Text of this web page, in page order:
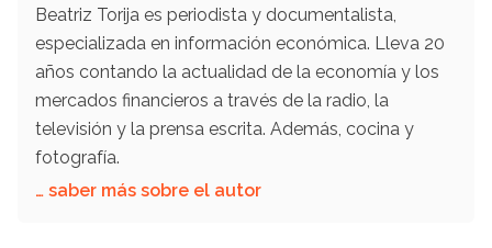
Beatriz Torija es periodista y documentalista,
especializada en información económica. Lleva 20
años contando la actualidad de la economía y los
mercados financieros a través de la radio, la
televisión y la prensa escrita. Además, cocina y
fotografía.
… saber más sobre el autor